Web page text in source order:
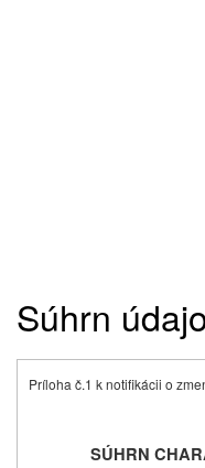
Súhrn
Príloha č.1 k notifikácii o
SÚHRN